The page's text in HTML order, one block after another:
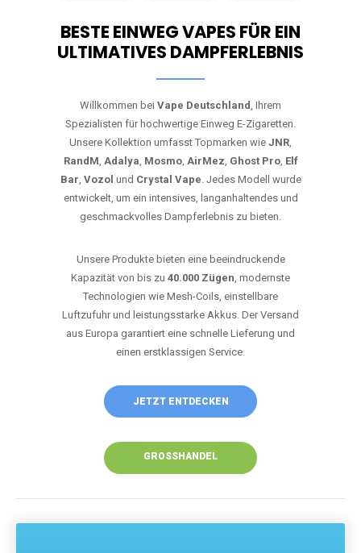
BESTE EINWEG VAPES FÜR EIN
ULTIMATIVES DAMPFERLEBNIS
Willkommen bei Vape Deutschland, Ihrem
Spezialisten für hochwertige Einweg E-Zigaretten.
Unsere Kollektion umfasst Topmarken wie JNR,
RandM, Adalya, Mosmo, AirMez, Ghost Pro, Elf
Bar, Vozol und Crystal Vape. Jedes Modell wurde
entwickelt, um ein intensives, langanhaltendes und
geschmackvolles Dampferlebnis zu bieten.
Unsere Produkte bieten eine beeindruckende
Kapazität von bis zu 40.000 Zügen, modernste
Technologien wie Mesh-Coils, einstellbare
Luftzufuhr und leistungsstarke Akkus. Der Versand
aus Europa garantiert eine schnelle Lieferung und
einen erstklassigen Service.
JETZT ENTDECKEN
GROSSHANDEL